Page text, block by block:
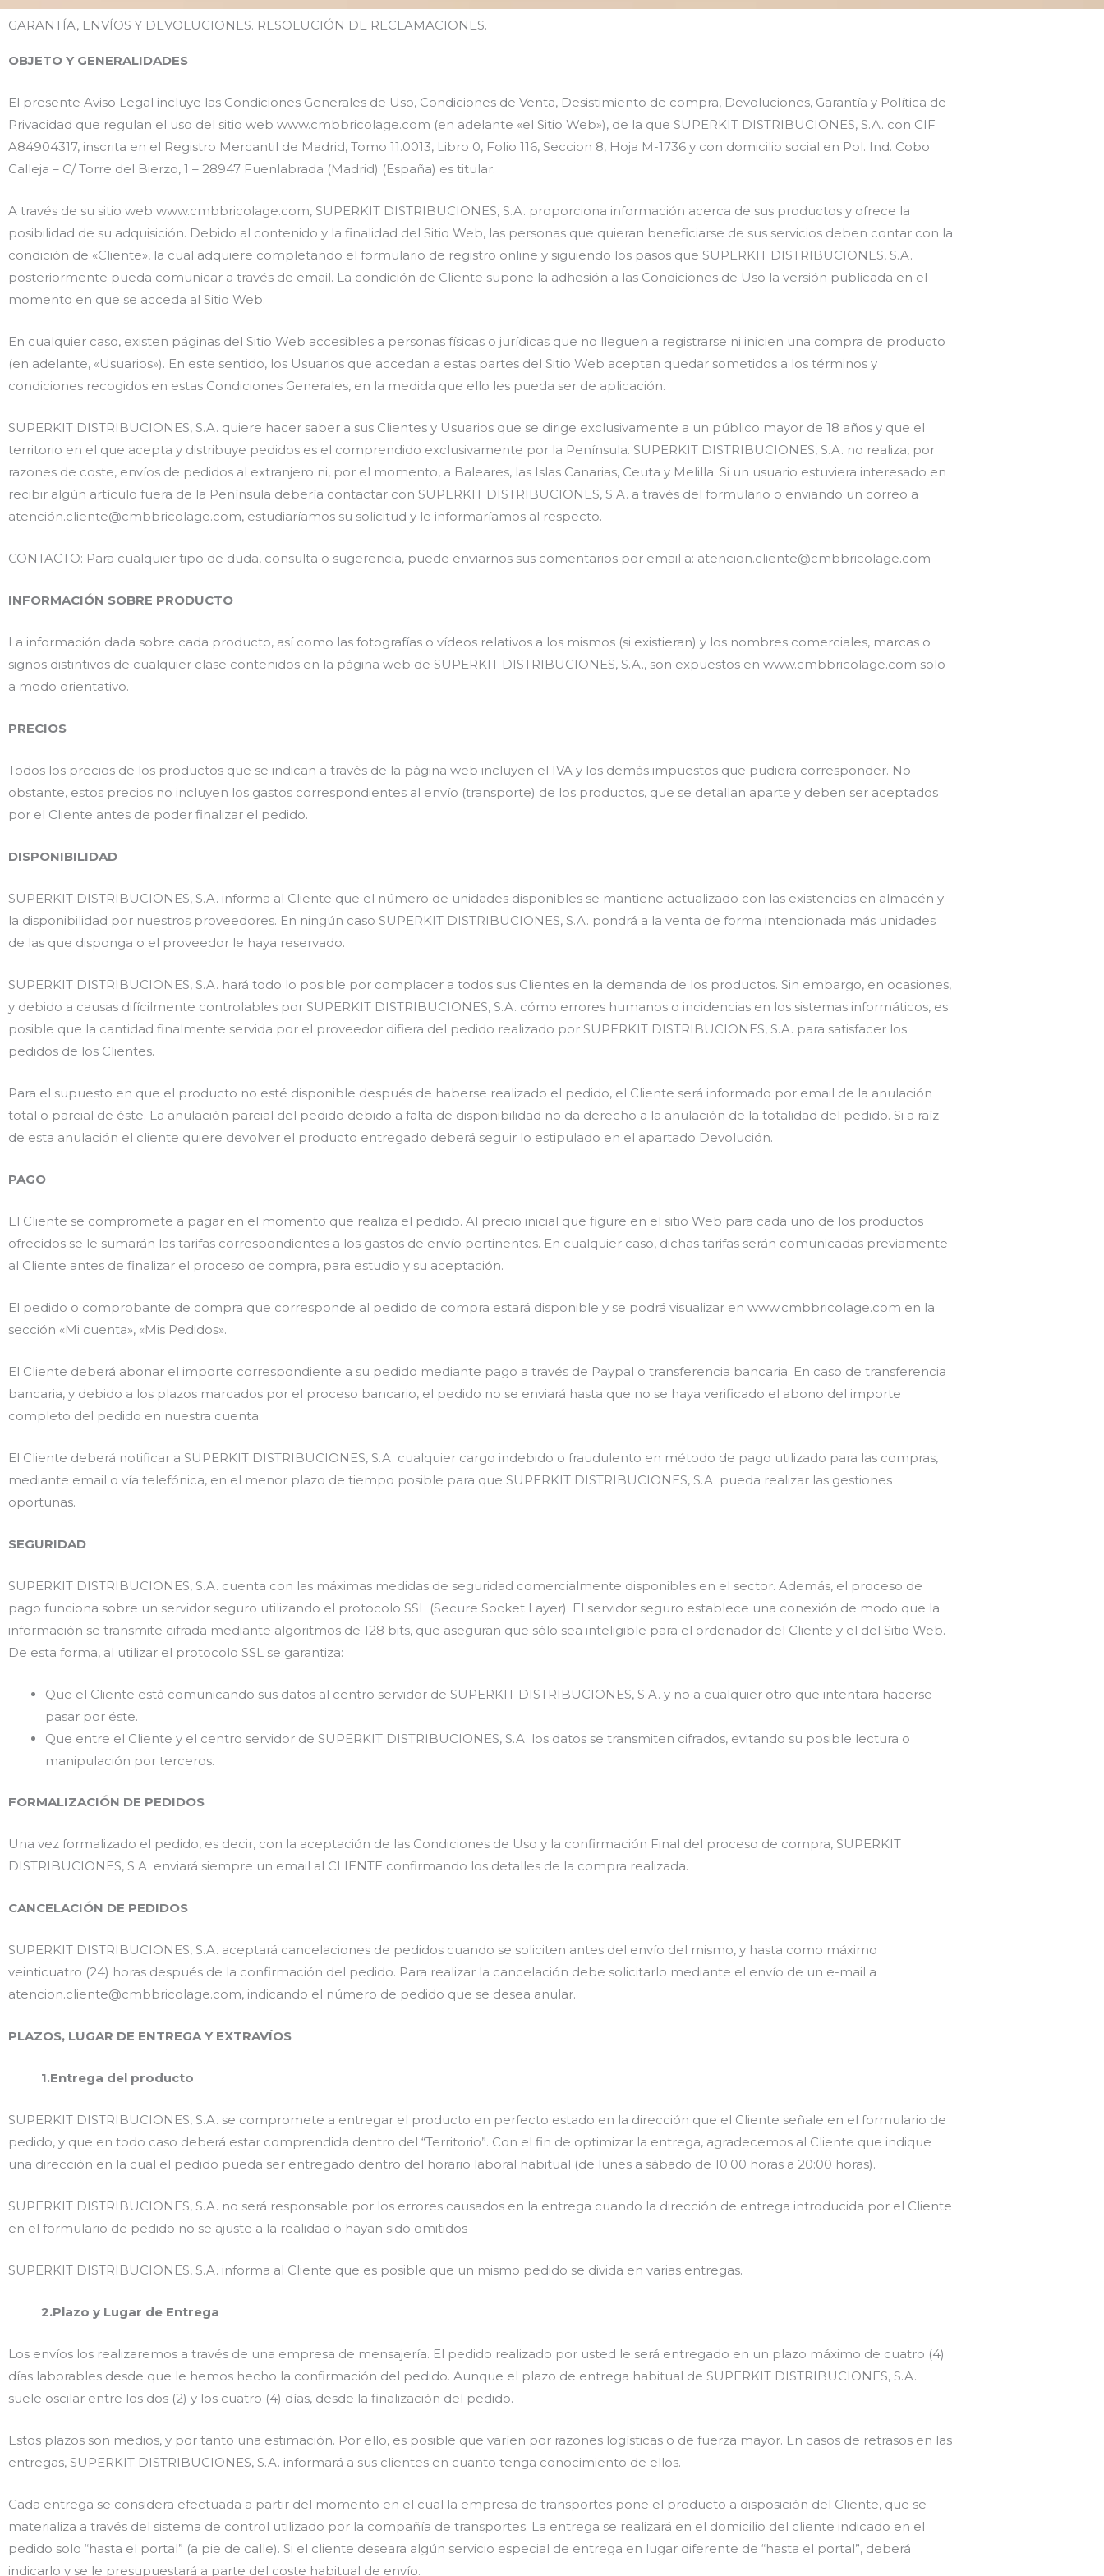
GARANTÍA, ENVÍOS Y DEVOLUCIONES. RESOLUCIÓN DE RECLAMACIONES.
OBJETO Y GENERALIDADES
El presente Aviso Legal incluye las Condiciones Generales de Uso, Condiciones de Venta, Desistimiento de compra, Devoluciones, Garantía y Política de
Privacidad que regulan el uso del sitio web www.cmbbricolage.com (en adelante «el Sitio Web»), de la que SUPERKIT DISTRIBUCIONES, S.A. con CIF
A84904317, inscrita en el Registro Mercantil de Madrid, Tomo 11.0013, Libro 0, Folio 116, Seccion 8, Hoja M-1736 y con domicilio social en Pol. Ind. Cobo
Calleja – C/ Torre del Bierzo, 1 – 28947 Fuenlabrada (Madrid) (España) es titular.
A través de su sitio web www.cmbbricolage.com, SUPERKIT DISTRIBUCIONES, S.A. proporciona información acerca de sus productos y ofrece la
posibilidad de su adquisición. Debido al contenido y la finalidad del Sitio Web, las personas que quieran beneficiarse de sus servicios deben contar con la
condición de «Cliente», la cual adquiere completando el formulario de registro online y siguiendo los pasos que SUPERKIT DISTRIBUCIONES, S.A.
posteriormente pueda comunicar a través de email. La condición de Cliente supone la adhesión a las Condiciones de Uso la versión publicada en el
momento en que se acceda al Sitio Web.
En cualquier caso, existen páginas del Sitio Web accesibles a personas físicas o jurídicas que no lleguen a registrarse ni inicien una compra de producto
(en adelante, «Usuarios»). En este sentido, los Usuarios que accedan a estas partes del Sitio Web aceptan quedar sometidos a los términos y
condiciones recogidos en estas Condiciones Generales, en la medida que ello les pueda ser de aplicación.
SUPERKIT DISTRIBUCIONES, S.A. quiere hacer saber a sus Clientes y Usuarios que se dirige exclusivamente a un público mayor de 18 años y que el
territorio en el que acepta y distribuye pedidos es el comprendido exclusivamente por la Península. SUPERKIT DISTRIBUCIONES, S.A. no realiza, por
razones de coste, envíos de pedidos al extranjero ni, por el momento, a Baleares, las Islas Canarias, Ceuta y Melilla. Si un usuario estuviera interesado en
recibir algún artículo fuera de la Península debería contactar con SUPERKIT DISTRIBUCIONES, S.A. a través del formulario o enviando un correo a
atención.cliente@cmbbricolage.com, estudiaríamos su solicitud y le informaríamos al respecto.
CONTACTO: Para cualquier tipo de duda, consulta o sugerencia, puede enviarnos sus comentarios por email a: atencion.cliente@cmbbricolage.com
INFORMACIÓN SOBRE PRODUCTO
La información dada sobre cada producto, así como las fotografías o vídeos relativos a los mismos (si existieran) y los nombres comerciales, marcas o
signos distintivos de cualquier clase contenidos en la página web de SUPERKIT DISTRIBUCIONES, S.A., son expuestos en www.cmbbricolage.com solo
a modo orientativo.
PRECIOS
Todos los precios de los productos que se indican a través de la página web incluyen el IVA y los demás impuestos que pudiera corresponder. No
obstante, estos precios no incluyen los gastos correspondientes al envío (transporte) de los productos, que se detallan aparte y deben ser aceptados
por el Cliente antes de poder finalizar el pedido.
DISPONIBILIDAD
SUPERKIT DISTRIBUCIONES, S.A. informa al Cliente que el número de unidades disponibles se mantiene actualizado con las existencias en almacén y
la disponibilidad por nuestros proveedores. En ningún caso SUPERKIT DISTRIBUCIONES, S.A. pondrá a la venta de forma intencionada más unidades
de las que disponga o el proveedor le haya reservado.
SUPERKIT DISTRIBUCIONES, S.A. hará todo lo posible por complacer a todos sus Clientes en la demanda de los productos. Sin embargo, en ocasiones,
y debido a causas difícilmente controlables por SUPERKIT DISTRIBUCIONES, S.A. cómo errores humanos o incidencias en los sistemas informáticos, es
posible que la cantidad finalmente servida por el proveedor difiera del pedido realizado por SUPERKIT DISTRIBUCIONES, S.A. para satisfacer los
pedidos de los Clientes.
Para el supuesto en que el producto no esté disponible después de haberse realizado el pedido, el Cliente será informado por email de la anulación
total o parcial de éste. La anulación parcial del pedido debido a falta de disponibilidad no da derecho a la anulación de la totalidad del pedido. Si a raíz
de esta anulación el cliente quiere devolver el producto entregado deberá seguir lo estipulado en el apartado Devolución.
PAGO
El Cliente se compromete a pagar en el momento que realiza el pedido. Al precio inicial que figure en el sitio Web para cada uno de los productos
ofrecidos se le sumarán las tarifas correspondientes a los gastos de envío pertinentes. En cualquier caso, dichas tarifas serán comunicadas previamente
al Cliente antes de finalizar el proceso de compra, para estudio y su aceptación.
El pedido o comprobante de compra que corresponde al pedido de compra estará disponible y se podrá visualizar en www.cmbbricolage.com en la
sección «Mi cuenta», «Mis Pedidos».
El Cliente deberá abonar el importe correspondiente a su pedido mediante pago a través de Paypal o transferencia bancaria. En caso de transferencia
bancaria, y debido a los plazos marcados por el proceso bancario, el pedido no se enviará hasta que no se haya verificado el abono del importe
completo del pedido en nuestra cuenta.
El Cliente deberá notificar a SUPERKIT DISTRIBUCIONES, S.A. cualquier cargo indebido o fraudulento en método de pago utilizado para las compras,
mediante email o vía telefónica, en el menor plazo de tiempo posible para que SUPERKIT DISTRIBUCIONES, S.A. pueda realizar las gestiones
oportunas.
SEGURIDAD
SUPERKIT DISTRIBUCIONES, S.A. cuenta con las máximas medidas de seguridad comercialmente disponibles en el sector. Además, el proceso de
pago funciona sobre un servidor seguro utilizando el protocolo SSL (Secure Socket Layer). El servidor seguro establece una conexión de modo que la
información se transmite cifrada mediante algoritmos de 128 bits, que aseguran que sólo sea inteligible para el ordenador del Cliente y el del Sitio Web.
De esta forma, al utilizar el protocolo SSL se garantiza:
Que el Cliente está comunicando sus datos al centro servidor de SUPERKIT DISTRIBUCIONES, S.A. y no a cualquier otro que intentara hacerse
pasar por éste.
Que entre el Cliente y el centro servidor de SUPERKIT DISTRIBUCIONES, S.A. los datos se transmiten cifrados, evitando su posible lectura o
manipulación por terceros.
FORMALIZACIÓN DE PEDIDOS
Una vez formalizado el pedido, es decir, con la aceptación de las Condiciones de Uso y la confirmación Final del proceso de compra, SUPERKIT
DISTRIBUCIONES, S.A. enviará siempre un email al CLIENTE confirmando los detalles de la compra realizada.
CANCELACIÓN DE PEDIDOS
SUPERKIT DISTRIBUCIONES, S.A. aceptará cancelaciones de pedidos cuando se soliciten antes del envío del mismo, y hasta como máximo
veinticuatro (24) horas después de la confirmación del pedido. Para realizar la cancelación debe solicitarlo mediante el envío de un e-mail a
atencion.cliente@cmbbricolage.com, indicando el número de pedido que se desea anular.
PLAZOS, LUGAR DE ENTREGA Y EXTRAVÍOS
1.Entrega del producto
SUPERKIT DISTRIBUCIONES, S.A. se compromete a entregar el producto en perfecto estado en la dirección que el Cliente señale en el formulario de
pedido, y que en todo caso deberá estar comprendida dentro del “Territorio”. Con el fin de optimizar la entrega, agradecemos al Cliente que indique
una dirección en la cual el pedido pueda ser entregado dentro del horario laboral habitual (de lunes a sábado de 10:00 horas a 20:00 horas).
SUPERKIT DISTRIBUCIONES, S.A. no será responsable por los errores causados en la entrega cuando la dirección de entrega introducida por el Cliente
en el formulario de pedido no se ajuste a la realidad o hayan sido omitidos
SUPERKIT DISTRIBUCIONES, S.A. informa al Cliente que es posible que un mismo pedido se divida en varias entregas.
2.Plazo y Lugar de Entrega
Los envíos los realizaremos a través de una empresa de mensajería. El pedido realizado por usted le será entregado en un plazo máximo de cuatro (4)
días laborables desde que le hemos hecho la confirmación del pedido. Aunque el plazo de entrega habitual de SUPERKIT DISTRIBUCIONES, S.A.
suele oscilar entre los dos (2) y los cuatro (4) días, desde la finalización del pedido.
Estos plazos son medios, y por tanto una estimación. Por ello, es posible que varíen por razones logísticas o de fuerza mayor. En casos de retrasos en las
entregas, SUPERKIT DISTRIBUCIONES, S.A. informará a sus clientes en cuanto tenga conocimiento de ellos.
Cada entrega se considera efectuada a partir del momento en el cual la empresa de transportes pone el producto a disposición del Cliente, que se
materializa a través del sistema de control utilizado por la compañía de transportes. La entrega se realizará en el domicilio del cliente indicado en el
pedido solo “hasta el portal” (a pie de calle). Si el cliente deseara algún servicio especial de entrega en lugar diferente de “hasta el portal”, deberá
indicarlo y se le presupuestará a parte del coste habitual de envío.